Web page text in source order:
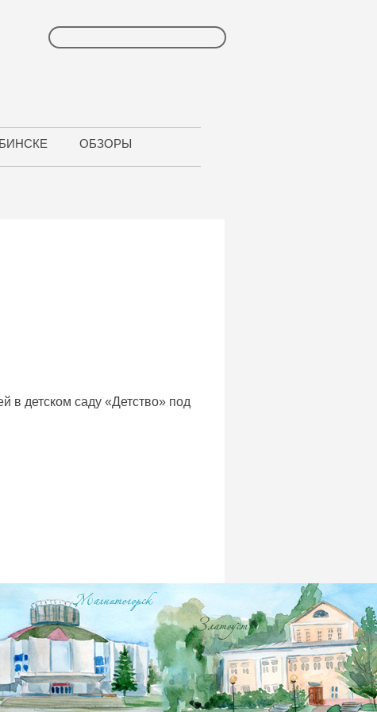
ОБЗОРЫ
в детском саду «Детство» под